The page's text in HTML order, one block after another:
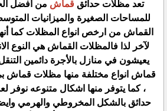
تعد مظلات حدائق قماش من أفضل
للمساحات الصغيرة والميزانيات
القماش من ارخص انواع المظلات كما
لآخر لذا فالمظلات القماش هي النوع
يعيشون في منازل بالأجرة دائمين
قماش انواع مختلفة منها مظلات قماش
، كما يتوفر منها اشكال متنوعه نوفر
حدائق بالشكل المخروطي والهرمي